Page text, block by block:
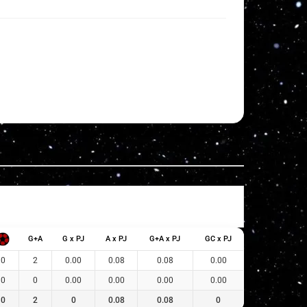
G+A G x PJ A x PJ G+A x PJ GC x PJ
0 2 0.00 0.08 0.08 0.00
0 0 0.00 0.00 0.00 0.00
0 2 0 0.08 0.08 0